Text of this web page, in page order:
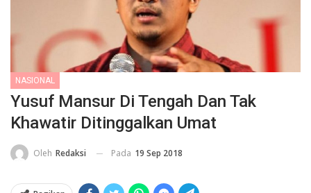
NASIONAL
Yusuf Mansur Di Tengah Dan Tak
Khawatir Ditinggalkan Umat
Oleh Redaksi Pada 19 Sep 2018